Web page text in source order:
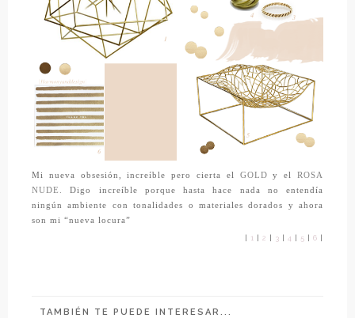
Mi nueva obsesión, increíble pero cierta el GOLD y elROSA
NUDE.Digo increíble porque hasta hace nada no entendía
ningún ambiente con tonalidades o materiales dorados y ahora
son mi “nueva locura”
1 2 3 4 5 6
TAMBIÉN TE PUEDE INTERESAR...